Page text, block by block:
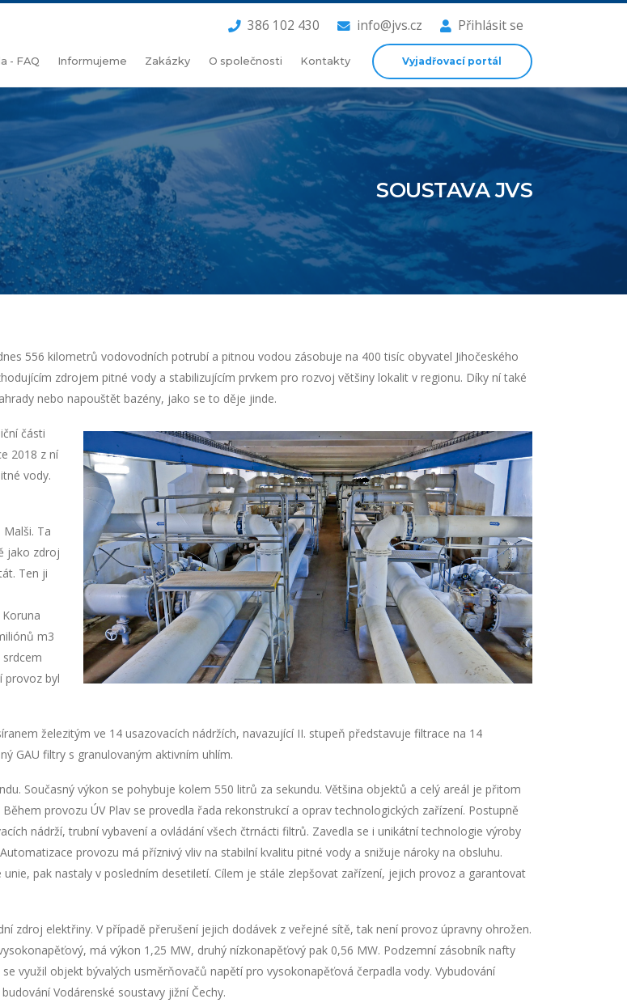
386 102 430 info@jvs.cz Přihlásit se
- FAQ Informujeme Zakázky O společnosti Kontakty Vyjadřovací portál
SOUSTAVA JVS
556 kilometrů vodovodních potrubí a pitnou vodou zásobuje na 400 tisíc obyvatel Jihočeského
zdrojem pitné vody a stabilizujícím prvkem pro rozvoj většiny lokalit v regionu. Díky ní také
nebo napouštět bazény, jako se to děje jinde.
části
2018 z ní
vody.
Ta
jako zdroj
Ten ji
m3
provoz byl
železitým ve 14 usazovacích nádržích, navazující II. stupeň představuje filtrace na 14
GAU filtry s granulovaným aktivním uhlím.
Současný výkon se pohybuje kolem 550 litrů za sekundu. Většina objektů a celý areál je přitom
provozu ÚV Plav se provedla řada rekonstrukcí a oprav technologických zařízení. Postupně
nádrží, trubní vybavení a ovládání všech čtrnácti filtrů. Zavedla se i unikátní technologie výroby
provozu má příznivý vliv na stabilní kvalitu pitné vody a snižuje nároky na obsluhu.
pak nastaly v posledním desetiletí. Cílem je stále zlepšovat zařízení, jejich provoz a garantovat
zdroj elektřiny. V případě přerušení jejich dodávek z veřejné sítě, tak není provoz úpravny ohrožen.
má výkon 1,25 MW, druhý nízkonapěťový pak 0,56 MW. Podzemní zásobník nafty
využil objekt bývalých usměrňovačů napětí pro vysokonapěťová čerpadla vody. Vybudování
Vodárenské soustavy jižní Čechy.